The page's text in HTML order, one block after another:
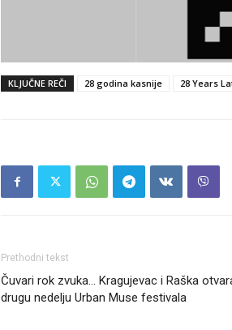
KLJUČNE REČI 28 godina kasnije 28 Years
Prethodni tekst
Čuvari rok zvuka… Kragujevac i Raška
drugu nedelju Urban Muse festivala